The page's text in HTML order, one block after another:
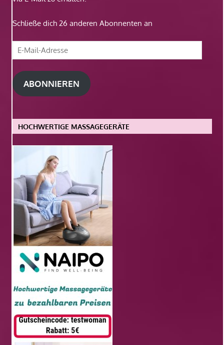
Schließe dich 26 anderen Abonnenten an
E-
Mail-
Adresse
ABONNIEREN
HOCHWERTIGE MASSAGEGERÄTE